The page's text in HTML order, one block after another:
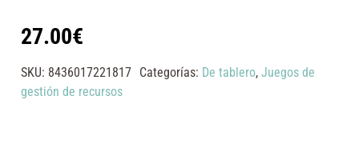
27.00€
SKU: 8436017221817 Categorías: De tablero, Juegos de
gestión de recursos